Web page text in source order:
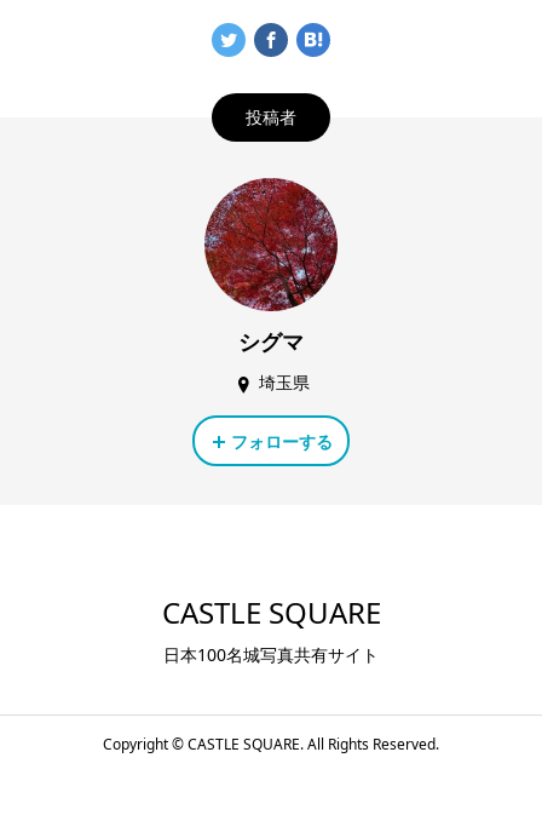
投稿者
シグマ
埼玉県
フォローする
CASTLE SQUARE
日本100名城写真共有サイト
Copyright ©CASTLE SQUARE. All Rights Reserved.